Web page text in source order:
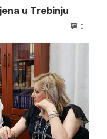
u Trebinju
0